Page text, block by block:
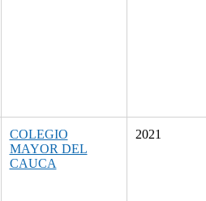
COLEGIO
MAYOR DEL
CAUCA
2021